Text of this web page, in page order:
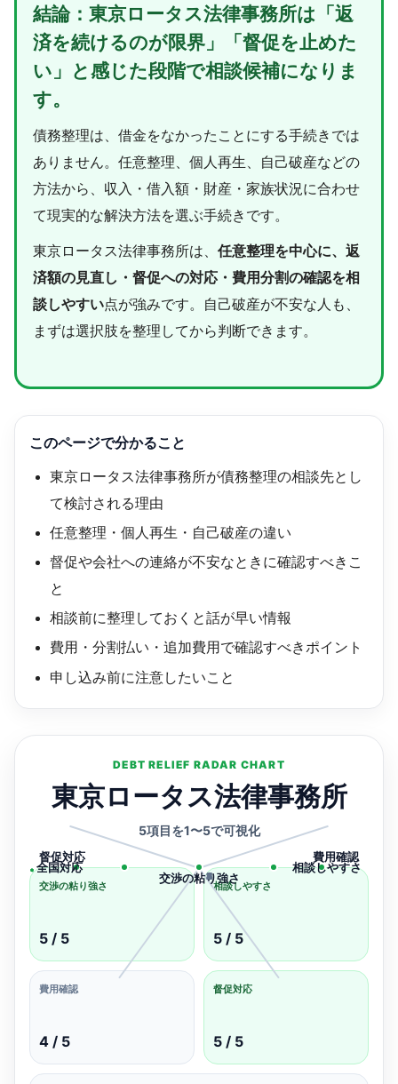
結論：東京ロータス法律事務所は「返
済を続けるのが限界」「督促を止めた
い」と感じた段階で相談候補になりま
す。
債務整理は、借金をなかったことにする手続きでは
ありません。任意整理、個人再生、自己破産などの
方法から、収入・借入額・財産・家族状況に合わせ
て現実的な解決方法を選ぶ手続きです。
東京ロータス法律事務所は、 任意整理を中心に、返
済額の見直し・督促への対応・費用分割の確認を相
談しやすい点が強みです。自己破産が不安な人も、
まずは選択肢を整理してから判断できます。
このページで分かること
東京ロータス法律事務所が債務整理の相談先とし
て検討される理由
任意整理・個人再生・自己破産の違い
督促や会社への連絡が不安なときに確認すべきこ
と
相談前に整理しておくと話が早い情報
費用・分割払い・追加費用で確認すべきポイント
申し込み前に注意したいこと
DEBT RELIEF RADAR CHART
東京ロータス法律事務所
5項目を1〜5で可視化
交渉の粘り強さ
相談しやすさ
費用確認
督促対応
全国対応
1
2
3
4
5
交渉の粘り強さ
5 / 5
相談しやすさ
5 / 5
費用確認
4 / 5
督促対応
5 / 5